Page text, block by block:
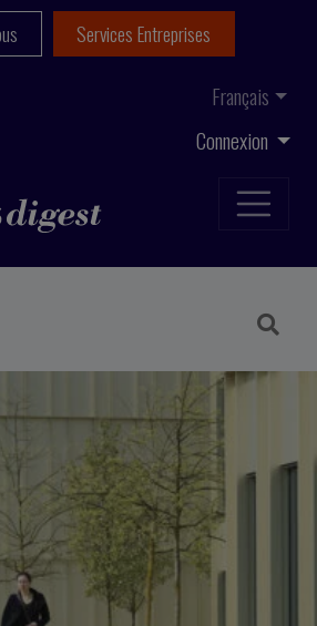
Connexion
Français
Services Entreprises